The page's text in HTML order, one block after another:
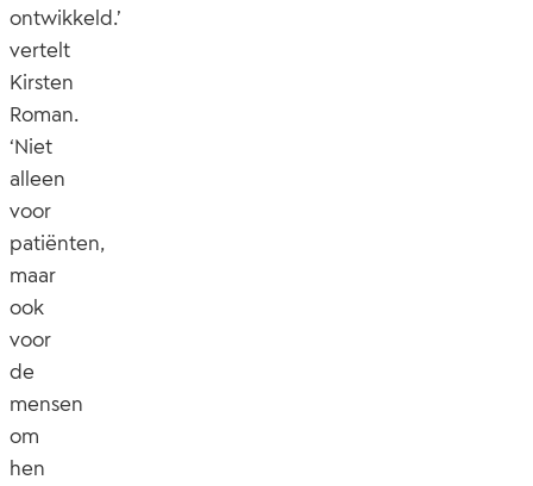
ontwikkeld.’
vertelt
Kirsten
Roman.
‘Niet
alleen
voor
patiënten,
maar
ook
voor
de
mensen
om
hen